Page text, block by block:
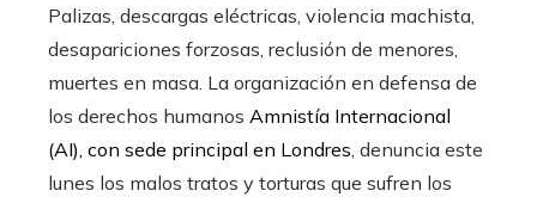
Palizas, descargas eléctricas, violencia machista,
desapariciones forzosas, reclusión de menores,
muertes en masa. La organización en defensa de
los derechos humanos Amnistía Internacional
(AI), con sede principal en Londres, denuncia este
lunes los malos tratos y torturas que sufren los